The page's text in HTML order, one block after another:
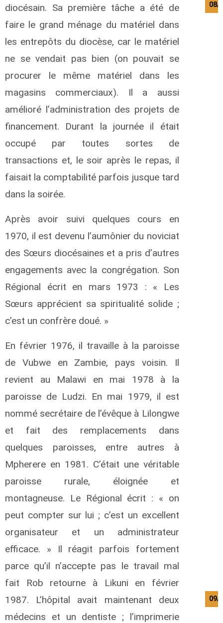
diocésain. Sa première tâche a été de
faire le grand ménage du matériel dans
les entrepôts du diocèse, car le matériel
ne se vendait pas bien (on pouvait se
procurer le même matériel dans les
magasins commerciaux). Il a aussi
amélioré l’administration des projets de
financement. Durant la journée il était
occupé par toutes sortes de
transactions et, le soir après le repas, il
faisait la comptabilité parfois jusque tard
dans la soirée.
Après avoir suivi quelques cours en
1970, il est devenu l’aumônier du noviciat
des Sœurs diocésaines et a pris d’autres
engagements avec la congrégation. Son
Régional écrit en mars 1973 : « Les
Sœurs apprécient sa spiritualité solide ;
c’est un confrère doué. »
En février 1976, il travaille à la paroisse
de Vubwe en Zambie, pays voisin. Il
revient au Malawi en mai 1978 à la
paroisse de Ludzi. En mai 1979, il est
nommé secrétaire de l’évêque à Lilongwe
et fait des remplacements dans
quelques paroisses, entre autres à
Mpherere en 1981. C’était une véritable
paroisse rurale, éloignée et
montagneuse. Le Régional écrit : « on
peut compter sur lui ; c’est un excellent
organisateur et un administrateur
efficace. » Il réagit parfois fortement
parce qu’il n’accepte pas le travail mal
fait Rob retourne à Likuni en février
1987. L’hôpital avait maintenant deux
médecins et un dentiste ; l’imprimerie
08/
09/